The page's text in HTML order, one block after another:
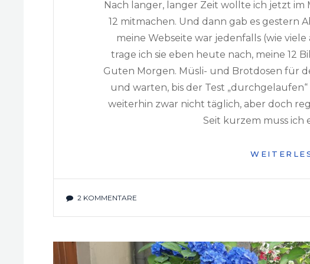
Nach langer, langer Zeit wollte ich jetzt im
12 mitmachen. Und dann gab es gestern
meine Webseite war jedenfalls (wie
trage ich sie eben heute nach, meine 12
Guten Morgen. Müsli- und Brotdosen für
und warten, bis der Test
weiterhin zwar nicht täglich, aber doch
Seit kurzem muss ich
2 KOMMENTARE
–
MAI